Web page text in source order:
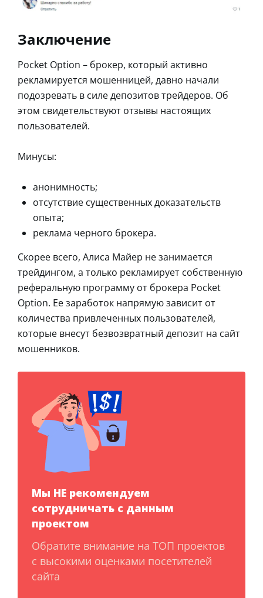
Заключение
Pocket Option – брокер, который активно
рекламируется мошенницей, давно начали
подозревать в силе депозитов трейдеров. Об
этом свидетельствуют отзывы настоящих
пользователей.
Минусы:
анонимность;
отсутствие существенных доказательств
опыта;
реклама черного брокера.
Скорее всего, Алиса Майер не занимается
трейдингом, а только рекламирует собственную
реферальную программу от брокера Pocket
Option. Ее заработок напрямую зависит от
количества привлеченных пользователей,
которые внесут безвозвратный депозит на сайт
мошенников.
Мы НЕ рекомендуем
сотрудничать с данным
проектом
Обратите внимание на ТОП проектов
с высокими оценками посетителей
сайта